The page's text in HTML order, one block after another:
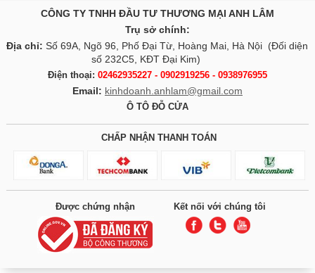
CÔNG TY TNHH ĐẦU TƯ THƯƠNG MẠI ANH LÂM
Trụ sở chính:
Địa chỉ: Số 69A, Ngõ 96, Phố Đại Từ, Hoàng Mai, Hà Nội (Đối diện
số 232C5, KĐT Đại Kim)
Điện thoại: 02462935227 - 0902919256 - 0938976955
Email: kinhdoanh.anhlam@gmail.com
Ô TÔ ĐỖ CỬA
CHẤP NHẬN THANH TOÁN
Được chứng nhận Kết nối với chúng tôi